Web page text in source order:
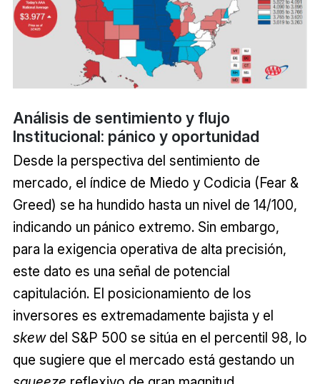
Análisis de sentimiento y flujo
Institucional: pánico y oportunidad
Desde la perspectiva del sentimiento de
mercado, el índice de Miedo y Codicia (Fear &
Greed) se ha hundido hasta un nivel de 14/100,
indicando un pánico extremo. Sin embargo,
para la exigencia operativa de alta precisión,
este dato es una señal de potencial
capitulación. El posicionamiento de los
inversores es extremadamente bajista y el
skewdel S&P 500 se sitúa en el percentil 98, lo
que sugiere que el mercado está gestando un